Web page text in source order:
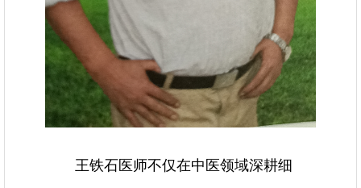
王铁石医师不仅在中医领域深耕细